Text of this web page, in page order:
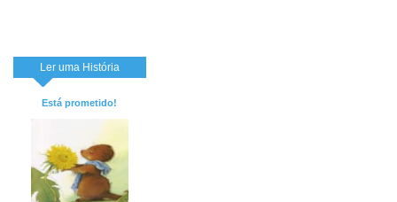
Ler uma História
Está prometido!